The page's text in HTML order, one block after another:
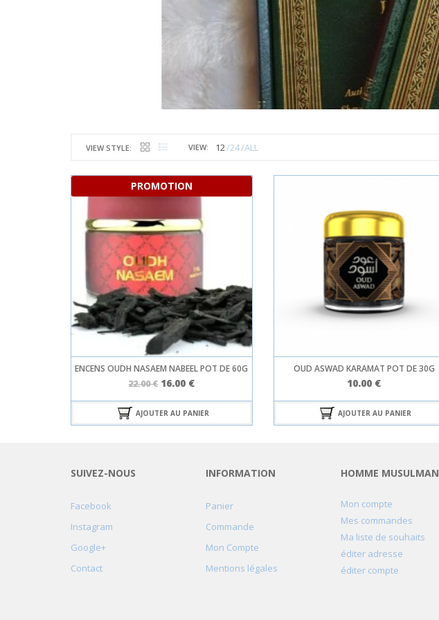
VIEW STYLE: VIEW: 12 24 ALL
PROMOTION
ENCENS OUDH NASAEM NABEEL POT DE 60G
22.00€ Le
initial
était :
16.00 €Le
actuel
est :
AJOUTER AU PANIER
OUD ASWAD KARAMAT POT DE 30G
10.00 €
AJOUTER AU PANIER
SUIVEZ-NOUS
Facebook
Instagram
Google+
Contact
INFORMATION
Panier
Commande
Mon Compte
Mentions légales
HOMME MUSULMAN
Mon compte
Mes commandes
Ma liste de souhaits
éditer adresse
éditer compte